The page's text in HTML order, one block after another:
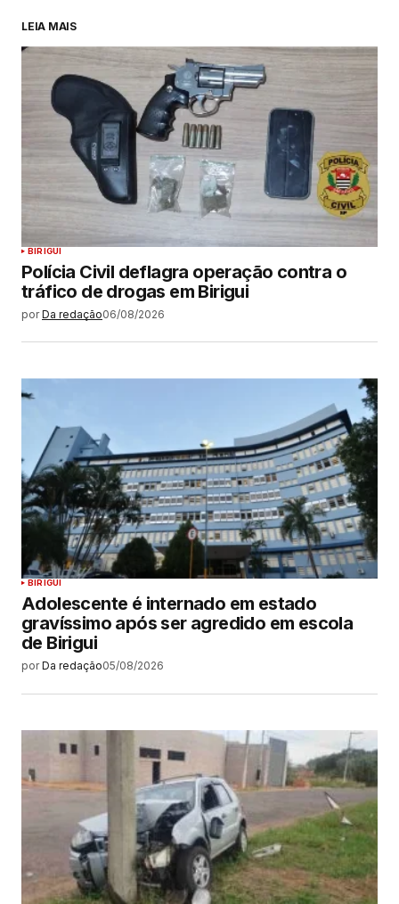
LEIA MAIS
BIRIGUI
Polícia Civil deflagra operação contra o
tráfico de drogas em Birigui
por Da redação06/08/2026
BIRIGUI
Adolescente é internado em estado
gravíssimo após ser agredido em escola
de Birigui
por Da redação05/08/2026